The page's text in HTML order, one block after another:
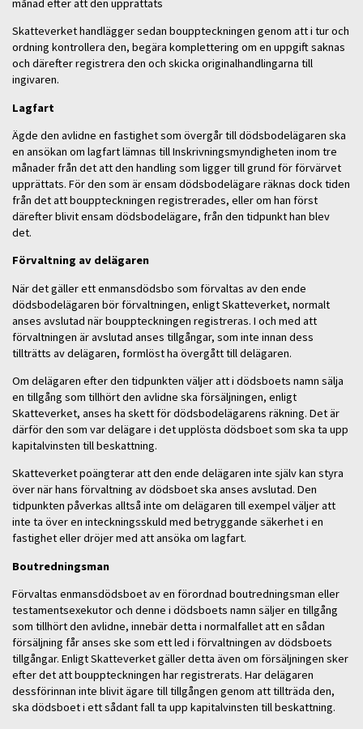
månad efter att den upprättats
Skatteverket handlägger sedan bouppteckningen genom att i tur och
ordning kontrollera den, begära komplettering om en uppgift saknas
och därefter registrera den och skicka originalhandlingarna till
ingivaren.
Lagfart
Ägde den avlidne en fastighet som övergår till dödsbodelägaren ska
en ansökan om lagfart lämnas till Inskrivningsmyndigheten inom tre
månader från det att den handling som ligger till grund för förvärvet
upprättats. För den som är ensam dödsbodelägare räknas dock tiden
från det att bouppteckningen registrerades, eller om han först
därefter blivit ensam dödsbodelägare, från den tidpunkt han blev
det.
Förvaltning av delägaren
När det gäller ett enmansdödsbo som förvaltas av den ende
dödsbodelägaren bör förvaltningen, enligt Skatteverket, normalt
anses avslutad när bouppteckningen registreras. I och med att
förvaltningen är avslutad anses tillgångar, som inte innan dess
tillträtts av delägaren, formlöst ha övergått till delägaren.
Om delägaren efter den tidpunkten väljer att i dödsboets namn sälja
en tillgång som tillhört den avlidne ska försäljningen, enligt
Skatteverket, anses ha skett för dödsbodelägarens räkning. Det är
därför den som var delägare i det upplösta dödsboet som ska ta upp
kapitalvinsten till beskattning.
Skatteverket poängterar att den ende delägaren inte själv kan styra
över när hans förvaltning av dödsboet ska anses avslutad. Den
tidpunkten påverkas alltså inte om delägaren till exempel väljer att
inte ta över en inteckningsskuld med betryggande säkerhet i en
fastighet eller dröjer med att ansöka om lagfart.
Boutredningsman
Förvaltas enmansdödsboet av en förordnad boutredningsman eller
testamentsexekutor och denne i dödsboets namn säljer en tillgång
som tillhört den avlidne, innebär detta i normalfallet att en sådan
försäljning får anses ske som ett led i förvaltningen av dödsboets
tillgångar. Enligt Skatteverket gäller detta även om försäljningen sker
efter det att bouppteckningen har registrerats. Har delägaren
dessförinnan inte blivit ägare till tillgången genom att tillträda den,
ska dödsboet i ett sådant fall ta upp kapitalvinsten till beskattning.